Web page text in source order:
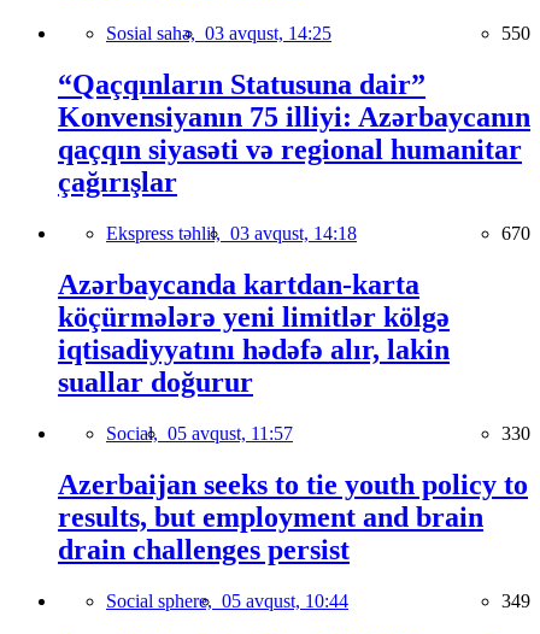
Sosial sahə, 03 avqust, 14:25 550
“Qaçqınların Statusuna dair”
Konvensiyanın 75 illiyi: Azərbaycanın
qaçqın siyasəti və regional humanitar
çağırışlar
Ekspress təhlil, 03 avqust, 14:18 670
Azərbaycanda kartdan-karta
köçürmələrə yeni limitlər kölgə
iqtisadiyyatını hədəfə alır, lakin
suallar doğurur
Social, 05 avqust, 11:57 330
Azerbaijan seeks to tie youth policy to
results, but employment and brain
drain challenges persist
Social sphere, 05 avqust, 10:44 349